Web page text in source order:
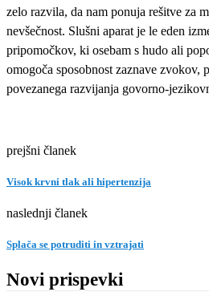
zelo razvila, da nam ponuja rešitve za
nevšečnost. Slušni aparat je le eden
pripomočkov, ki osebam s hudo ali
omogoča sposobnost zaznave zvokov,
povezanega razvijanja govorno-
prejšni članek
Visok krvni tlak ali hipertenzija
naslednji članek
Splača se potruditi in vztrajati
Novi prispevki